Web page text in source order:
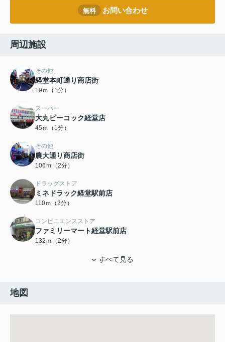
無料 お問い合わせ
周辺施設
その他
経堂本町通り商店街
19ｍ（1分）
スーパー
大丸ピーコック経堂店
45ｍ（1分）
その他
農大通り商店街
106ｍ（2分）
ドラッグストア
ミネドラック経堂駅前店
110ｍ（2分）
コンビニエンスストア
ファミリーマート経堂駅前店
132ｍ（2分）
すべて見る
地図